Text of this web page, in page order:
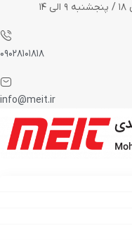
۰۹۰۲۸۱۰۱۸۱۸
info@meit.ir